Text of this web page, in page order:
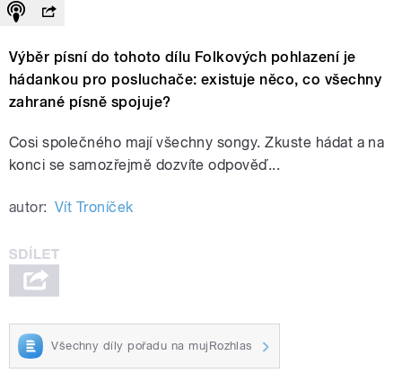
Výběr písní do tohoto dílu Folkových pohlazení je
hádankou pro posluchače: existuje něco, co všechny
zahrané písně spojuje?
Cosi společného mají všechny songy. Zkuste hádat a na
konci se samozřejmě dozvíte odpověď...
autor: Vít Troníček
Všechny díly pořadu na mujRozhlas